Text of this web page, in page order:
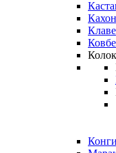
Клаве
Конги